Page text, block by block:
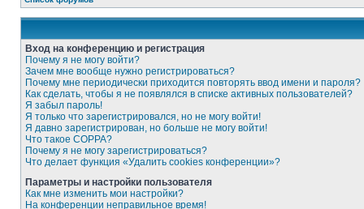
Вход на конференцию и регистрация
Почему я не могу войти?
Зачем мне вообще нужно регистрироваться?
Почему мне периодически приходится повторять ввод имени и пароля?
Как сделать, чтобы я не появлялся в списке активных пользователей?
Я забыл пароль!
Я только что зарегистрировался, но не могу войти!
Я давно зарегистрирован, но больше не могу войти!
Что такое COPPA?
Почему я не могу зарегистрироваться?
Что делает функция «Удалить cookies конференции»?
Параметры и настройки пользователя
Как мне изменить мои настройки?
На конференции неправильное время!